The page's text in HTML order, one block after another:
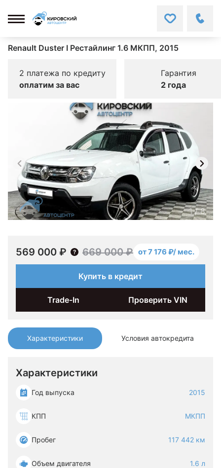
Renault Duster I Рестайлинг 1.6 МКПП, 2015
2 платежа по кредиту
оплатим за вас
Гарантия
2 года
Характеристики Условия автокредита
Характеристики
Год выпуска 2015
КПП МКПП
Пробег 117 442 км
Объем двигателя 1.6 л
1/8
569 000 ₽ 669 000 ₽ от 7 176 ₽/ мес.
Купить в кредит
Trade-In Проверить VIN